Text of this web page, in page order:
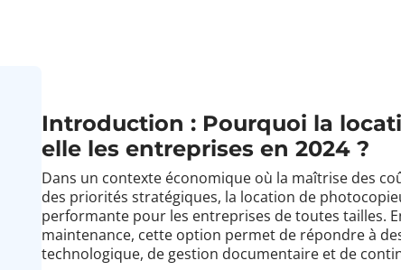
Introduction : Pourquoi la
elle les entreprises en 2024 ?
Dans un contexte économique où la maîtrise des
des priorités stratégiques, la location de
performante pour les entreprises de toutes tailles.
maintenance, cette option permet de répondre à
technologique, de gestion documentaire et de